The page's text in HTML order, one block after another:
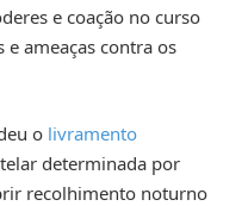
e coação no curso
ameaças contra os
o livramento
determinada por
recolhimento noturno